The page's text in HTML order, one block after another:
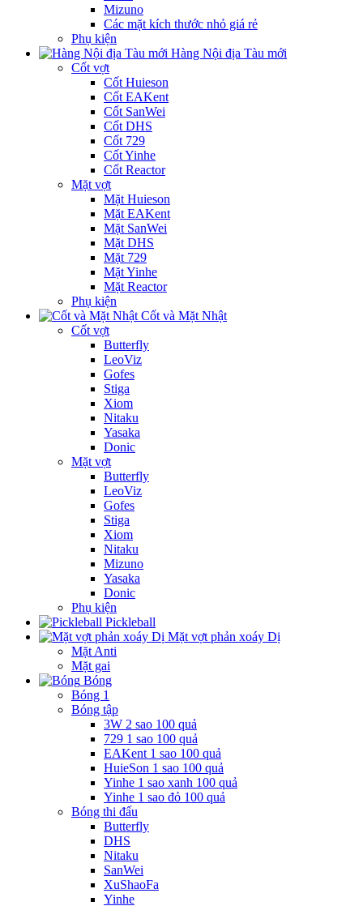
Mizuno
Các mặt kích thước nhỏ giá rẻ
Phụ kiện
Hàng Nội địa Tàu mới
Cốt vợt
Cốt Huieson
Cốt EAKent
Cốt SanWei
Cốt DHS
Cốt 729
Cốt Yinhe
Cốt Reactor
Mặt vợt
Mặt Huieson
Mặt EAKent
Mặt SanWei
Mặt DHS
Mặt 729
Mặt Yinhe
Mặt Reactor
Phụ kiện
Cốt và Mặt Nhật
Cốt vợt
Butterfly
LeoViz
Gofes
Stiga
Xiom
Nitaku
Yasaka
Donic
Mặt vợt
Butterfly
LeoViz
Gofes
Stiga
Xiom
Nitaku
Mizuno
Yasaka
Donic
Phụ kiện
Pickleball
Mặt vợt phản xoáy Dị
Mặt Anti
Mặt gai
Bóng
Bóng 1
Bóng tập
3W 2 sao 100 quả
729 1 sao 100 quả
EAKent 1 sao 100 quả
HuieSon 1 sao 100 quả
Yinhe 1 sao xanh 100 quả
Yinhe 1 sao đỏ 100 quả
Bóng thi đấu
Butterfly
DHS
Nitaku
SanWei
XuShaoFa
Yinhe